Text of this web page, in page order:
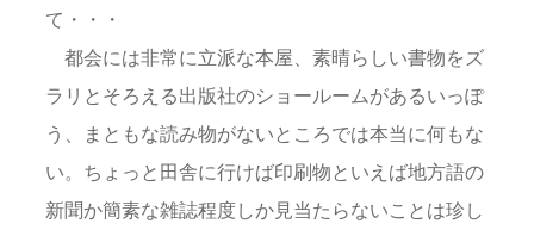
て・・・
都会には非常に立派な本屋、素晴らしい書物をズ
ラリとそろえる出版社のショールームがあるいっぽ
う、まともな読み物がないところでは本当に何もな
い。ちょっと田舎に行けば印刷物といえば地方語の
新聞か簡素な雑誌程度しか見当たらないことは珍し